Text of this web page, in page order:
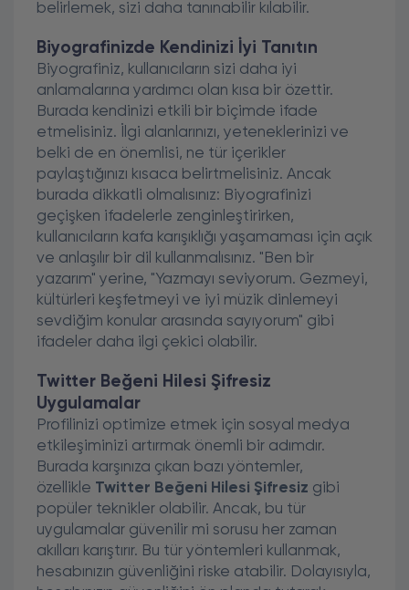
belirlemek, sizi daha tanınabilir kılabilir.
Biyografinizde Kendinizi İyi Tanıtın
Biyografiniz, kullanıcıların sizi daha iyi
anlamalarına yardımcı olan kısa bir özettir.
Burada kendinizi etkili bir biçimde ifade
etmelisiniz. İlgi alanlarınızı, yeteneklerinizi ve
belki de en önemlisi, ne tür içerikler
paylaştığınızı kısaca belirtmelisiniz. Ancak
burada dikkatli olmalısınız: Biyografinizi
geçişken ifadelerle zenginleştirirken,
kullanıcıların kafa karışıklığı yaşamaması için açık
ve anlaşılır bir dil kullanmalısınız. "Ben bir
yazarım" yerine, "Yazmayı seviyorum. Gezmeyi,
kültürleri keşfetmeyi ve iyi müzik dinlemeyi
sevdiğim konular arasında sayıyorum" gibi
ifadeler daha ilgi çekici olabilir.
Twitter Beğeni Hilesi Şifresiz
Uygulamalar
Profilinizi optimize etmek için sosyal medya
etkileşiminizi artırmak önemli bir adımdır.
Burada karşınıza çıkan bazı yöntemler,
özellikle Twitter Beğeni Hilesi Şifresiz gibi
popüler teknikler olabilir. Ancak, bu tür
uygulamalar güvenilir mi sorusu her zaman
akılları karıştırır. Bu tür yöntemleri kullanmak,
hesabınızın güvenliğini riske atabilir. Dolayısıyla,